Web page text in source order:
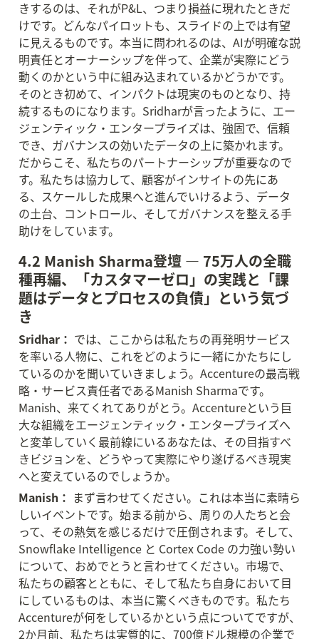
きするのは、それがP&L、つまり損益に現れたときだ
けです。どんなパイロットも、スライドの上では有望
に見えるものです。本当に問われるのは、AIが明確な説
明責任とオーナーシップを伴って、企業が実際にどう
動くのかという中に組み込まれているかどうかです。
そのとき初めて、インパクトは現実のものとなり、持
続するものになります。Sridharが言ったように、エー
ジェンティック・エンタープライズは、強固で、信頼
でき、ガバナンスの効いたデータの上に築かれます。
だからこそ、私たちのパートナーシップが重要なので
す。私たちは協力して、顧客がインサイトの先にあ
る、スケールした成果へと進んでいけるよう、データ
の土台、コントロール、そしてガバナンスを整える手
助けをしています。
4.2 Manish Sharma登壇 — 75万人の全職
種再編、「カスタマーゼロ」の実践と「課
題はデータとプロセスの負債」という気づ
き
Sridhar： では、ここからは私たちの再発明サービス
を率いる人物に、これをどのように一緒にかたちにし
ているのかを聞いていきましょう。Accentureの最高戦
略・サービス責任者であるManish Sharmaです。
Manish、来てくれてありがとう。Accentureという巨
大な組織をエージェンティック・エンタープライズへ
と変革していく最前線にいるあなたは、その目指すべ
きビジョンを、どうやって実際にやり遂げるべき現実
へと変えているのでしょうか。
Manish： まず言わせてください。これは本当に素晴ら
しいイベントです。始まる前から、周りの人たちと会
って、その熱気を感じるだけで圧倒されます。そして、
Snowflake Intelligence と Cortex Code の力強い勢い
について、おめでとうと言わせてください。市場で、
私たちの顧客とともに、そして私たち自身において目
にしているものは、本当に驚くべきものです。私たち
Accentureが何をしているかという点についてですが、
2か月前、私たちは実質的に、700億ドル規模の企業で